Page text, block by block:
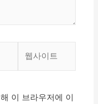
트
이 브라우저에 이